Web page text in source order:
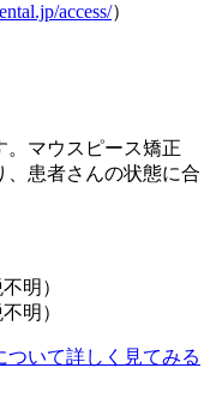
access/）
。マウスピース矯正
、患者さんの状態に合
明）
明）
いて詳しく見てみる